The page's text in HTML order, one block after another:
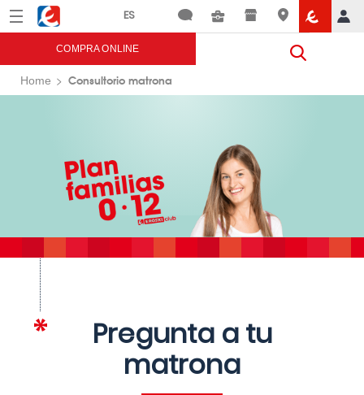
Menú Eroski
COMPRA ONLINE
Home Consultorio matrona
Pregunta a tu
matrona